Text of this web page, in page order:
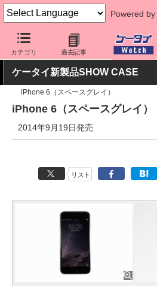
Powered by
カテゴリ 過去記事
ケータイ Watch OS iPhone (iOS)
ケータイ新製品SHOW CASE
iPhone 6（スペースグレイ）
iPhone 6（スペースグレイ）
2014年9月19日発売
リスト